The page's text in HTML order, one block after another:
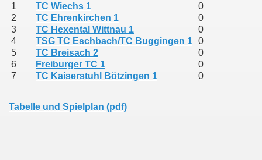
1
TC Wiechs 1
0
2
TC Ehrenkirchen 1
0
3
TC Hexental Wittnau 1
0
4
TSG TC Eschbach/TC Buggingen 1 0
5
TC Breisach 2
0
6
Freiburger TC 1
0
7
TC Kaiserstuhl Bötzingen 1 0
Tabelle und Spielplan (pdf)